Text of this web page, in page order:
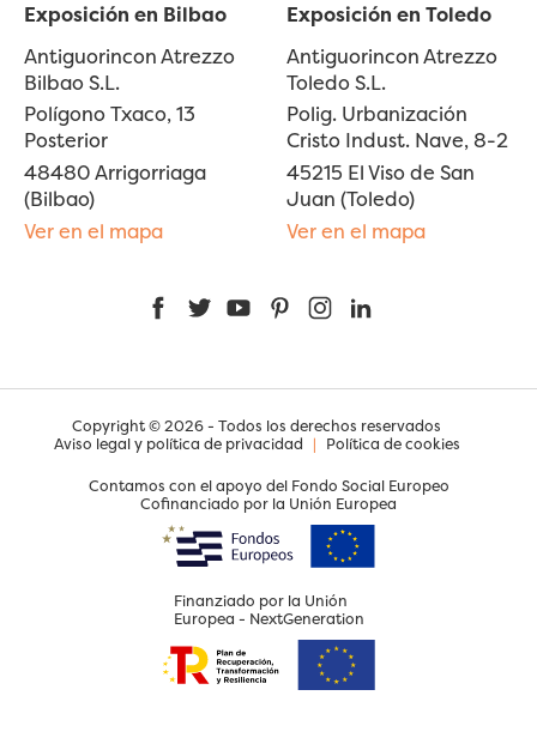
Exposición en Bilbao
Antiguorincon Atrezzo
Bilbao S.L.
Polígono Txaco, 13
Posterior
48480 Arrigorriaga
(Bilbao)
Ver en el mapa
Exposición en Toledo
Antiguorincon Atrezzo
Toledo S.L.
Polig. Urbanización
Cristo Indust. Nave, 8-2
45215 El Viso de San
Juan (Toledo)
Ver en el mapa
FacebookTwitterYouTubePinterestInstagram
Copyright © 2026 - Todos los derechos reservados
Aviso legal y política de privacidad | Política de cookies
Contamos con el apoyo del Fondo Social Europeo
Cofinanciado por la Unión Europea
Finanziado por la Unión
Europea - NextGeneration